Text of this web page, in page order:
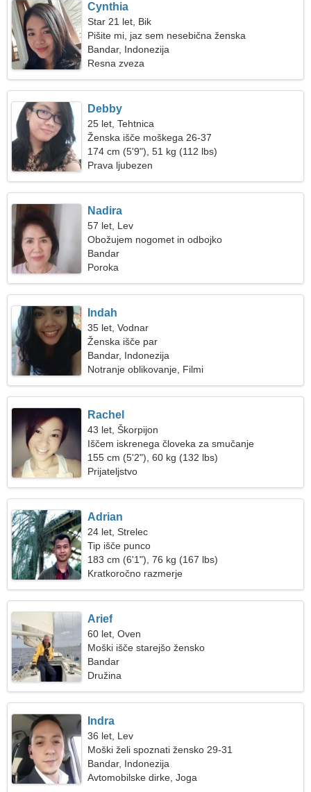
Cynthia
Star 21 let, Bik
Pišite mi, jaz sem nesebična ženska
Bandar, Indonezija
Resna zveza
Debby
25 let, Tehtnica
Ženska išče moškega 26-37
174 cm (5'9"), 51 kg (112 lbs)
Prava ljubezen
Nadira
57 let, Lev
Obožujem nogomet in odbojko
Bandar
Poroka
Indah
35 let, Vodnar
Ženska išče par
Bandar, Indonezija
Notranje oblikovanje, Filmi
Rachel
43 let, Škorpijon
Iščem iskrenega človeka za smučanje
155 cm (5'2"), 60 kg (132 lbs)
Prijateljstvo
Adrian
24 let, Strelec
Tip išče punco
183 cm (6'1"), 76 kg (167 lbs)
Kratkoročno razmerje
Arief
60 let, Oven
Moški išče starejšo žensko
Bandar
Družina
Indra
36 let, Lev
Moški želi spoznati žensko 29-31
Bandar, Indonezija
Avtomobilske dirke, Joga